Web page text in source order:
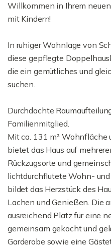
Willkommen in Ihrem
mit Kindern!
In ruhiger Wohnlage von
diese gepflegte
die ein gemütliches und
suchen.
Durchdachte
Familienmitglied.
Mit ca. 131 m² Wohnfläche
bietet das Haus auf
Rückzugsorte und
lichtdurchflutete Wohn-
bildet das Herzstück des
Lachen und Genießen. Die
ausreichend Platz für eine
gemeinsam gekocht und
Garderobe sowie eine